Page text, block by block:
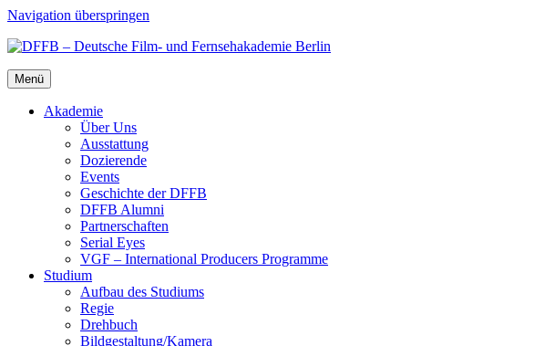
Navigation überspringen
Menü
Aka­de­mie
Über Uns
Aus­stat­tung
Dozie­ren­de
Events
Geschich­te der DFFB
DFFB Alum­ni
Part­ner­schaf­ten
Seri­al Eyes
VGF – Inter­na­tio­nal Pro­du­cers Pro­gram­me
Stu­di­um
Auf­bau des Stu­di­ums
Regie
Dreh­buch
Bildgestaltung/​​Kamera